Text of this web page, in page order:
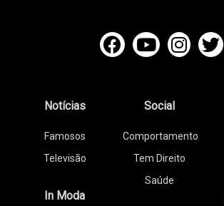
Notícias
Famosos
Televisão
In Moda
Social
Comportamento
Tem Direito
Saúde